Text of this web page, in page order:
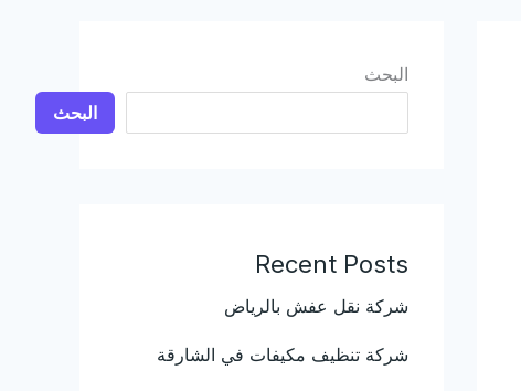
البحث
البحث
Recent Posts
شركة نقل عفش بالرياض
شركة تنظيف مكيفات في الشارقة